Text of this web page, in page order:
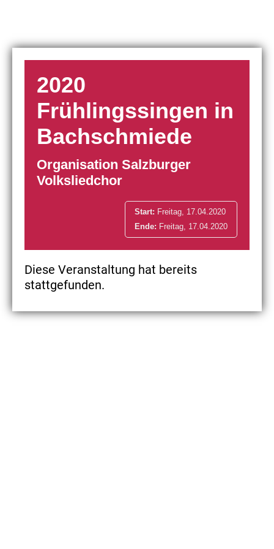
2020
Frühlingssingen in
Bachschmiede
Organisation Salzburger
Volksliedchor
Start: Freitag, 17.04.2020
Ende: Freitag, 17.04.2020
Diese Veranstaltung hat bereits
stattgefunden.